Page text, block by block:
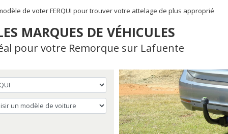
de voter FERQUI pour trouver votre attelage de plus approprié
MARQUES DE VÉHICULES
pour votre Remorque sur Lafuente